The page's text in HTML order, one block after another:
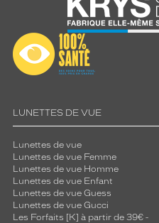
LUNETTES DE VUE
Lunettes de vue
Lunettes de vue Femme
Lunettes de vue Homme
Lunettes de vue Enfant
Lunettes de vue Guess
Lunettes de vue Gucci
Les Forfaits [K] à partir de 39€ -